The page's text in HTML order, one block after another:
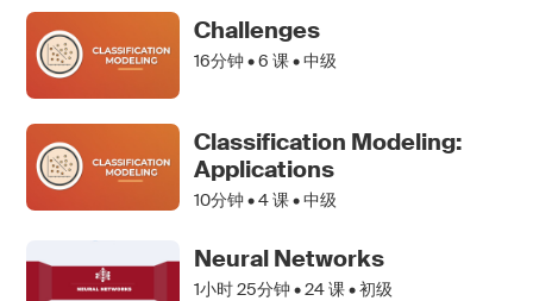
Challenges
16分钟 •6 课 • 中级
Classification Modeling:
Applications
10分钟 •4课 • 中级
Neural Networks
1小时 25分钟 •24课 • 初级